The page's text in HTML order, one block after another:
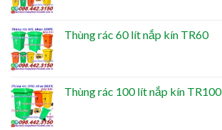
Thùng rác 60 lít nắp kín TR60
Thùng rác 100 lít nắp kín TR100